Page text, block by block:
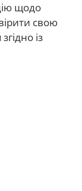
щодо
свою
із